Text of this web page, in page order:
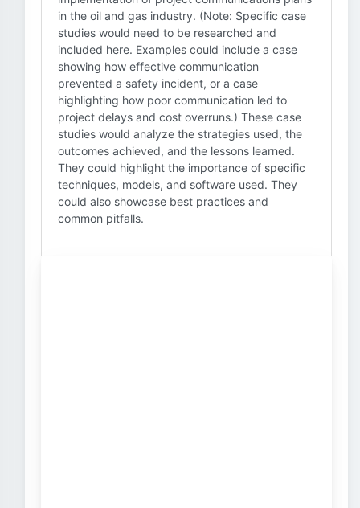
in the oil and gas industry. (Note: Specific case
studies would need to be researched and
included here. Examples could include a case
showing how effective communication
prevented a safety incident, or a case
highlighting how poor communication led to
project delays and cost overruns.) These case
studies would analyze the strategies used, the
outcomes achieved, and the lessons learned.
They could highlight the importance of specific
techniques, models, and software used. They
could also showcase best practices and
common pitfalls.